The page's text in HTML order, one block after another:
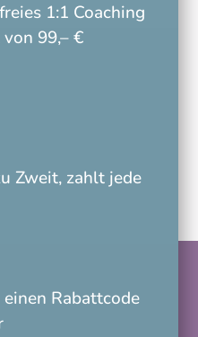
1:1 Coaching
99,– €
Zweit, zahlt jede
Rabattcode